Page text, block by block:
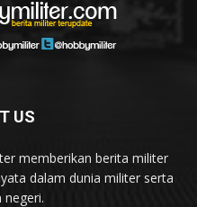
US
memberikan berita militer
dalam dunia militer serta